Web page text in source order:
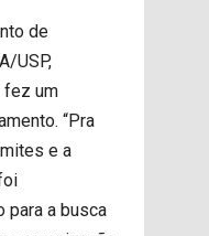
de
USP,
fez um
“Pra
e a
para a busca